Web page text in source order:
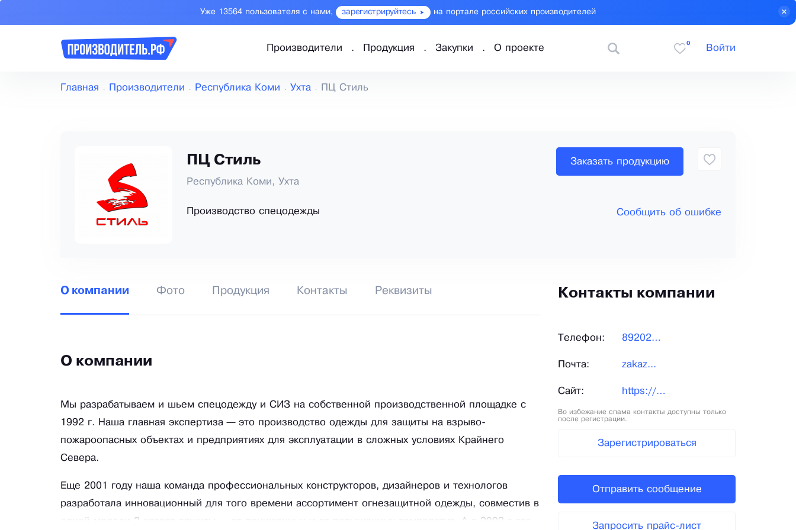
Уже 13564 пользователя с нами, зарегистрируйтесь на портале российских производителей
Производители Продукция Закупки О проекте
0
Войти
Главная Производители Республика Коми Ухта ПЦ Стиль
ПЦ Стиль
Республика Коми, Ухта
Производство спецодежды
Заказать продукцию
Сообщить об ошибке
О компании Фото Продукция Контакты Реквизиты
О компании
Мы разрабатываем и шьем спецодежду и СИЗ на собственной производственной площадке с
1992 г. Наша главная экспертиза — это производство одежды для защиты на взрыво-
пожароопасных объектах и предприятиях для эксплуатации в сложных условиях Крайнего
Севера.
Еще 2001 году наша команда профессиональных конструкторов, дизайнеров и технологов
разработала инновационный для того времени ассортимент огнезащитной одежды, совместив в
одной модели 2 класса защиты — от пониженных и от повышенных температур. А в 2002 г эта
Контакты компании
Телефон: 892020...
Почта: zakaz...
Сайт: https://pc-style.ru/
Во избежание спама контакты доступны только
после регистрации.
Зарегистрироваться
Отправить сообщение
Запросить прайс-лист